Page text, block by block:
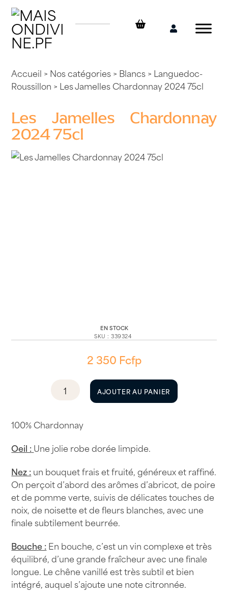
Skip
content
Mon
Accueil > Nos catégories> Blancs> Languedoc-
Roussillon > Les Jamelles Chardonnay 2024 75cl
Les Jamelles Chardonnay
2024 75cl
EN STOCK
SKU : 339324
2 350 Fcfp
quantité
Jamelles
2024
AJOUTER AU PANIER
100% Chardonnay
Oeil :Une jolie robe dorée limpide.
Nez :un bouquet frais et fruité, généreux et raffiné.
On perçoit d’abord des arômes d’abricot, de poire
et de pomme verte, suivis de délicates touches de
noix, de noisette et de fleurs blanches, avec une
finale subtilement beurrée.
Bouche :En bouche, c’est un vin complexe et très
équilibré, d’une grande fraîcheur avec une finale
longue. Le chêne vanillé est très subtil et bien
intégré, auquel s’ajoute une note citronnée.